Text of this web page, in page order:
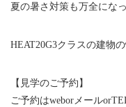
夏の暑さ対策も万全にな
HEAT20G3クラスの建物
【見学のご予約】
ご予約はweborメール